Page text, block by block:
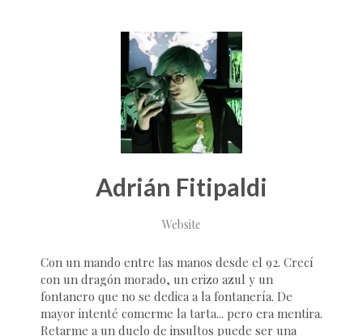
Adrián Fitipaldi
Website
Con un mando entre las manos desde el 92. Crecí
con un dragón morado, un erizo azul y un
fontanero que no se dedica a la fontanería. De
mayor intenté comerme la tarta... pero era mentira.
Retarme a un duelo de insultos puede ser una